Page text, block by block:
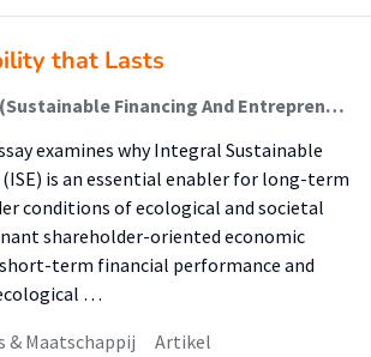
that Lasts
Feenstra, Bauke (Sustainable Financing And Entrepreneurship); Rijsdijk, Liesbeth; Dommerholt, Egbert
examines why Integral Sustainable
is an essential enabler for long-term
conditions of ecological and societal
shareholder-oriented economic
term financial performance and
…
& Maatschappij Artikel